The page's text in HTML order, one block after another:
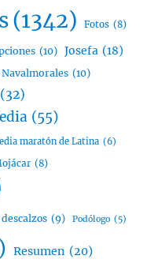
(1342) Fotos (8)
(10) Josefa (18)
Navalmorales (10)
(32)
(55)
maratón de Latina (6)
(8)
descalzos (9) Podólogo (5)
Resumen (20)